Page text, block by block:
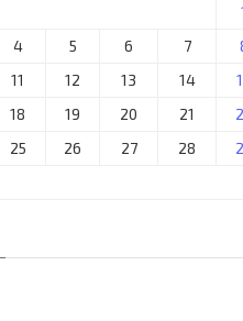
4 5 6 7
11 12 13 14
18 19 20 21
25 26 27 28